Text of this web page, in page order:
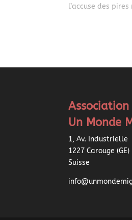
l’accuse des
Association
Un Monde
1, Av. Industrielle
1227 Carouge (GE)
Suisse